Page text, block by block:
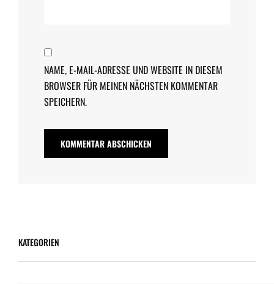
NAME, E-MAIL-ADRESSE UND WEBSITE IN DIESEM
BROWSER FÜR MEINEN NÄCHSTEN KOMMENTAR
SPEICHERN.
KATEGORIEN